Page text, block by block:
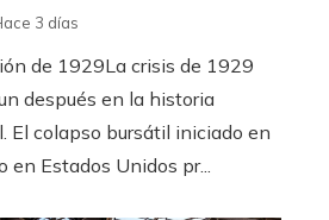
3 días
de 1929La crisis de 1929
después en la historia
El colapso bursátil iniciado en
en Estados Unidos pr...